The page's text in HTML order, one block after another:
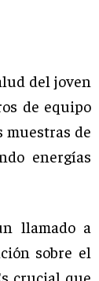
del joven
de equipo
muestras de
energías
llamado a
sobre el
crucial que